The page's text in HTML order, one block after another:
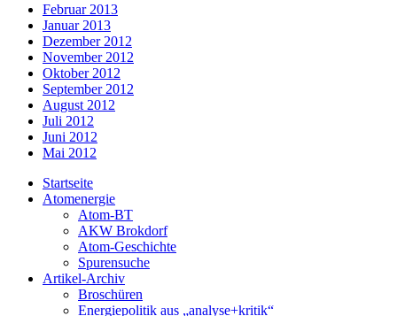
Februar 2013
Januar 2013
Dezember 2012
November 2012
Oktober 2012
September 2012
August 2012
Juli 2012
Juni 2012
Mai 2012
Startseite
Atomenergie
Atom-BT
AKW Brokdorf
Atom-Geschichte
Spurensuche
Artikel-Archiv
Broschüren
Energiepolitik aus „analyse+kritik“